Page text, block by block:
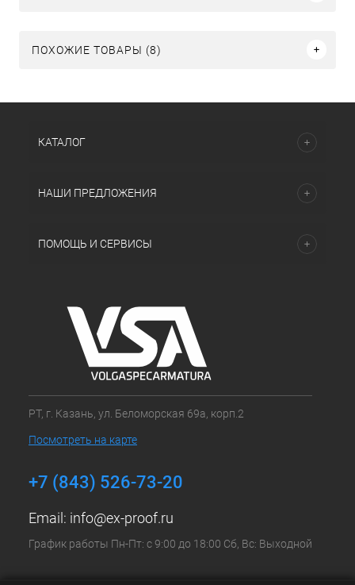
ПОХОЖИЕ ТОВАРЫ (8)
КАТАЛОГ
НАШИ ПРЕДЛОЖЕНИЯ
ПОМОЩЬ И СЕРВИСЫ
РТ, г. Казань, ул. Беломорская 69а, корп.2
Посмотреть на карте
+7 (843) 526-73-20
Email: info@ex-proof.ru
График работы Пн-Пт: с 9:00 до 18:00 Сб, Вс: Выходной